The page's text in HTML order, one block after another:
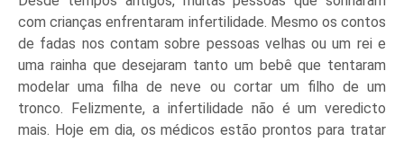
com crianças enfrentaram infertilidade. Mesmo os contos
de fadas nos contam sobre pessoas velhas ou um rei e
uma rainha que desejaram tanto um bebê que tentaram
modelar uma filha de neve ou cortar um filho de um
tronco. Felizmente, a infertilidade não é um veredicto
mais. Hoje em dia, os médicos estão prontos para tratar